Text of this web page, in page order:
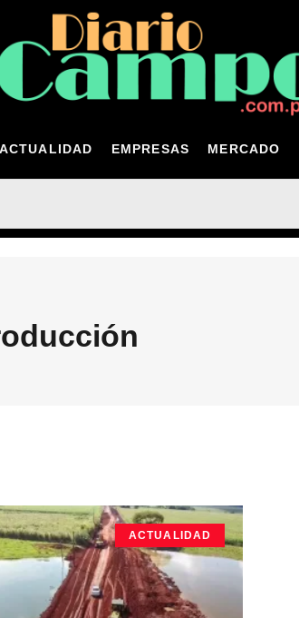
ACTUALIDAD EMPRESAS MERCADO
ACTUALIDAD